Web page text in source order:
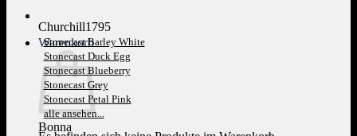
Warenkorb
Churchill1795
Stonecast Barley White
Stonecast Duck Egg
Stonecast Blueberry
Stonecast Grey
Stonecast Petal Pink
alle ansehen...
Bonna